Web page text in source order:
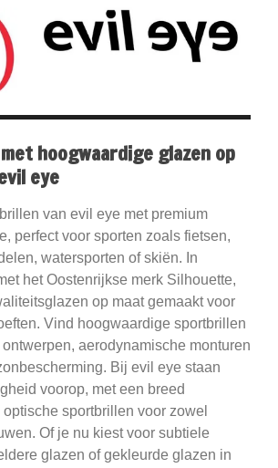
hoogwaardige glazen op
eye
van evil eye met premium
perfect voor sporten zoals fietsen,
watersporten of skiën. In
het Oostenrijkse merk Silhouette,
op maat gemaakt voor
Vind hoogwaardige sportbrillen
aerodynamische monturen
Bij evil eye staan
voorop, met een breed
sportbrillen voor zowel
Of je nu kiest voor subtiele
glazen of gekleurde glazen in